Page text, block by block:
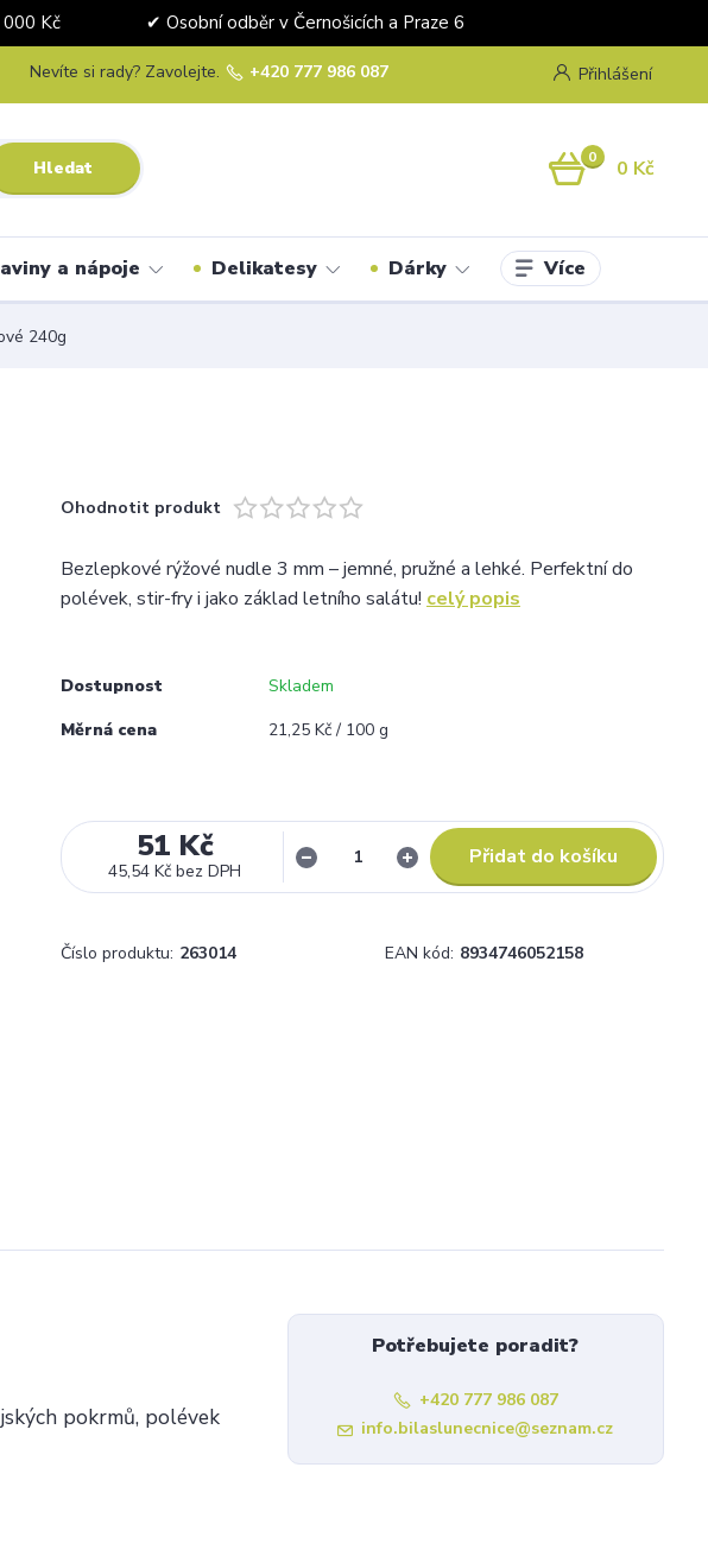
000 Kč ✔ Osobní odběr v Černošicích a Praze 6
Přihlášení
Hledat
Nevíte si rady? Zavolejte. +420 777 986 087
0 0 Kč
a nápoje Delikatesy Dárky Více
240g
Ohodnotit produkt
Bezlepkové rýžové nudle 3 mm – jemné, pružné a lehké. Perfektní do
polévek, stir-fry i jako základ letního salátu! celý popis
Dostupnost
Skladem
Měrná cena
21,25 Kč / 100 g
51 Kč
45,54 Kč bez DPH
Přidat do košíku
Číslo produktu: 263014 EAN kód: 8934746052158
pokrmů, polévek
Potřebujete poradit?
+420 777 986 087
info.bilaslunecnice@seznam.cz